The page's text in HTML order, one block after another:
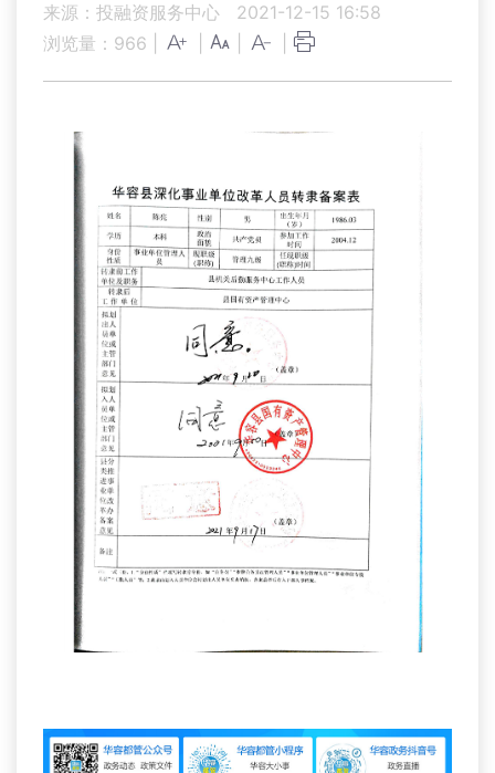
来源：投融资服务中心
2021-12-15 16:58
浏览量： 966